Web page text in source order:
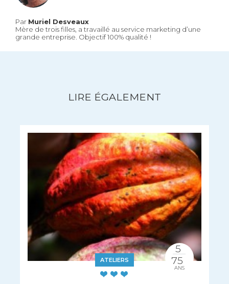
Par Muriel Desveaux
Mère de trois filles, a travaillé au service marketing d’une
grande entreprise. Objectif 100% qualité !
LIRE ÉGALEMENT
ATELIERS
5
75
ANS